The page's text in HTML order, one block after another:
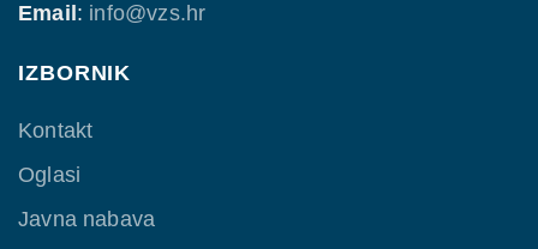
Email : info@vzs.hr
IZBORNIK
Kontakt
Oglasi
Javna nabava